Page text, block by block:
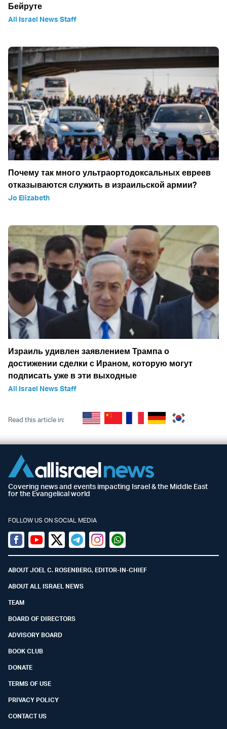
Бейруте
All Israel News Staff
Почему так много ультраортодоксальных евреев
отказываются служить в израильской армии?
Jo Elizabeth
Израиль удивлен заявлением Трампа о
достижении сделки с Ираном, которую могут
подписать уже в эти выходные
All Israel News Staff
Read this article in:
Covering news and events impacting Israel & the Middle East
for the Evangelical world
FOLLOW US ON SOCIAL MEDIA
Facebook
YoutubeTwitter (X)
TelegramInstagramWhatsapp
ABOUT JOEL C. ROSENBERG, EDITOR-IN-CHIEF
ABOUT ALL ISRAEL NEWS
TEAM
BOARD OF DIRECTORS
ADVISORY BOARD
BOOK CLUB
DONATE
TERMS OF USE
PRIVACY POLICY
CONTACT US